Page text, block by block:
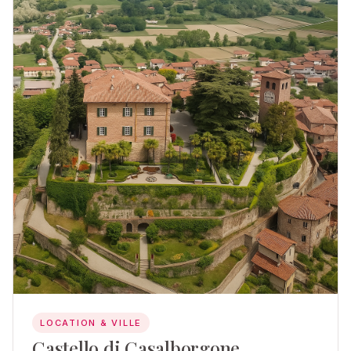
LOCATION & VILLE